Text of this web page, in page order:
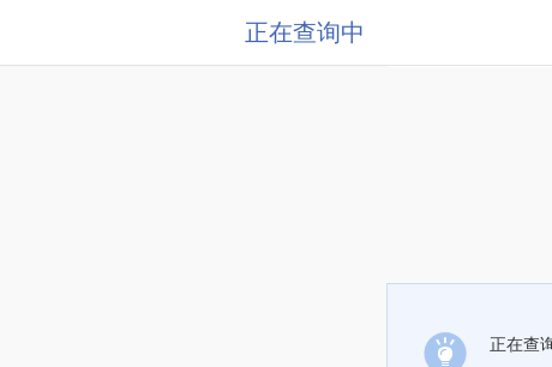
正在查询中
正在查